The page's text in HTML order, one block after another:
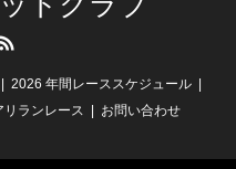
2026 年間レーススケジュール
リランレース お問い合わせ